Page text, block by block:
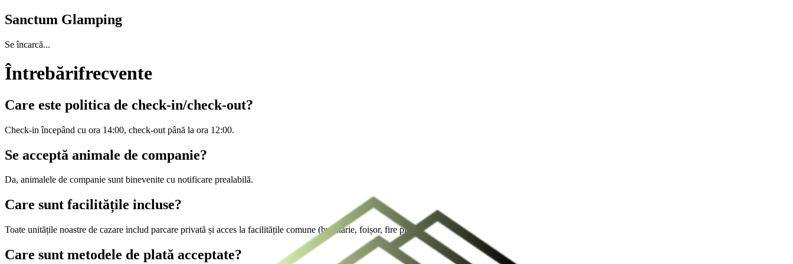
Sanctum Glamping
Se încarcă...
Întrebărifrecvente
Care este politica de check-in/check-out?
Check-in începând cu ora 14:00, check-out până la ora 12:00.
Se acceptă animale de companie?
Da, animalele de companie sunt binevenite cu notificare prealabilă.
Care sunt facilitățile incluse?
Toate unitățile noastre de cazare includ parcare privată și acces la facilitățile comune (bucătărie, foișor, fire pit).
Care sunt metodele de plată acceptate?